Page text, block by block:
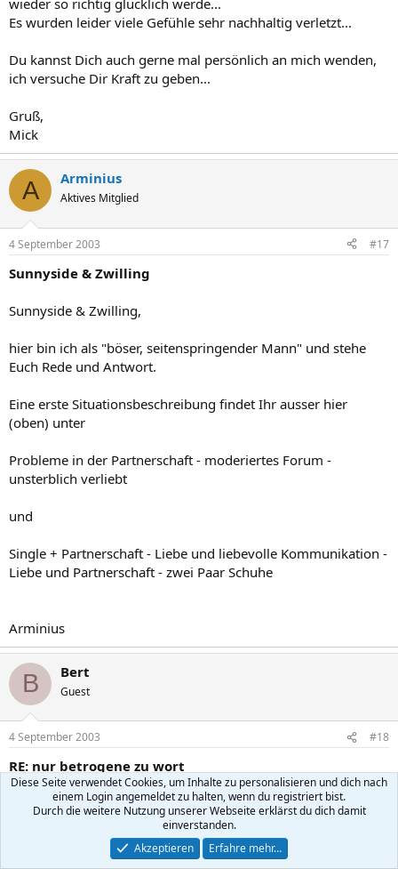
wieder so richtig glücklich werde...
Es wurden leider viele Gefühle sehr nachhaltig verletzt...
Du kannst Dich auch gerne mal persönlich an mich wenden,
ich versuche Dir Kraft zu geben...
Gruß,
Mick
A Arminius
Aktives Mitglied
4 September 2003 #17
Sunnyside & Zwilling
Sunnyside & Zwilling,
hier bin ich als "böser, seitenspringender Mann" und stehe
Euch Rede und Antwort.
Eine erste Situationsbeschreibung findet Ihr ausser hier
(oben) unter
Probleme in der Partnerschaft - moderiertes Forum -
unsterblich verliebt
und
Single + Partnerschaft - Liebe und liebevolle Kommunikation -
Liebe und Partnerschaft - zwei Paar Schuhe
Arminius
B Bert
Guest
4 September 2003 #18
RE: nur betrogene zu wort
Original von zwilling
... musste ich schnell feststellen, dass es nichts gibt, was einem nicht
einfach so weggenommen werden kann...
Diese Seite verwendet Cookies, um Inhalte zu personalisieren und dich nach
einem Login angemeldet zu halten, wenn du registriert bist.
Durch die weitere Nutzung unserer Webseite erklärst du dich damit
einverstanden.
Akzeptieren
Erfahre mehr…